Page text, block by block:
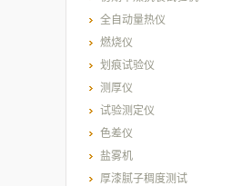
全自动量热仪
燃烧仪
划痕试验仪
测厚仪
试验测定仪
色差仪
盐雾机
厚漆腻子稠度测试